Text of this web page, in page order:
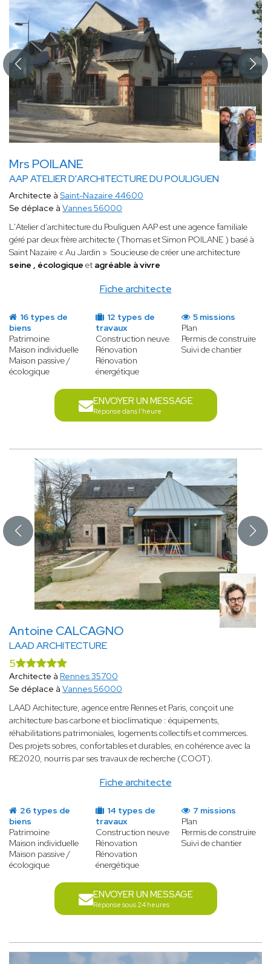
Mrs POILANE
AAP ATELIER D'ARCHITECTURE DU POULIGUEN
Fiche architecte
Architecte à Saint-Nazaire 44600
Se déplace à Vannes 56000
L'Atelier d’architecture du Pouliguen AAP est une agence familiale
géré par deux frère architecte (Thomas et Simon POILANE ) basé à
Saint Nazaire « Au Jardin » Soucieuse de créer une architecture
seine , écologique et agréable à vivre
16 types de
biens
Patrimoine
Maison individuelle
Maison passive /
écologique
12 types de
travaux
Construction neuve
Rénovation
Rénovation
énergétique
5 missions
Plan
Permis de construire
Suivi de chantier
ENVOYER UN MESSAGE
Réponse dans l'heure
Antoine CALCAGNO
LAAD ARCHITECTURE
Fiche architecte
5
Architecte à Rennes 35700
Se déplace à Vannes 56000
LAAD Architecture, agence entre Rennes et Paris, conçoit une
architecture bas carbone et bioclimatique : équipements,
réhabilitations patrimoniales, logements collectifs et commerces.
Des projets sobres, confortables et durables, en cohérence avec la
RE2020, nourris par ses travaux de recherche (COOT).
26 types de
biens
Patrimoine
Maison individuelle
Maison passive /
écologique
14 types de
travaux
Construction neuve
Rénovation
Rénovation
énergétique
7 missions
Plan
Permis de construire
Suivi de chantier
ENVOYER UN MESSAGE
Réponse sous 24 heures